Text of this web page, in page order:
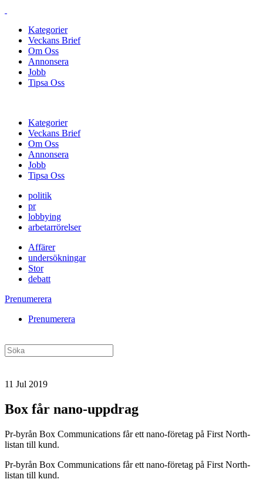
Kategorier
Veckans Brief
Om Oss
Annonsera
Jobb
Tipsa Oss
Kategorier
Veckans Brief
Om Oss
Annonsera
Jobb
Tipsa Oss
politik
pr
lobbying
arbetarrörelser
Affärer
undersökningar
Stor
debatt
Prenumerera
Prenumerera
11 Jul 2019
Box får nano-uppdrag
Pr-byrån Box Communications får ett nano-företag på First North-
listan till kund.
Pr-byrån Box Communications får ett nano-företag på First North-
listan till kund.